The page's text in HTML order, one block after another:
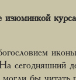
сегодняшний